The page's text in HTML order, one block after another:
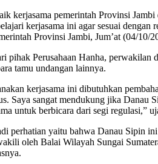
kerjasama pemerintah Provinsi
kerjasama ini agar sesuai
Provinsi Jambi, Jum’at (04/
pihak Perusahaan Hanha,
tamu undangan lainnya.
kerjasama ini dibutuhkan
Saya sangat mendukung jika
untuk berbicara dari segi regulasi,”
perhatian yaitu bahwa Danau Sipin
oleh Balai Wilayah Sungai